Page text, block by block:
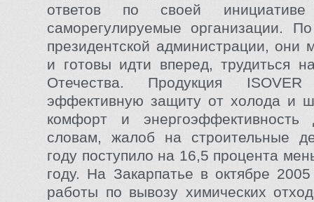
ответов по своей
саморегулируемые организации.
президентской администрации, они
и готовы идти вперед, трудиться
Отечества. Продукция ISOVER
эффективную защиту от холода и
комфорт и
словам, жалоб на строительные
году поступило на 16,5 процента
году. На Закарпатье в октябре
работы по вывозу химических